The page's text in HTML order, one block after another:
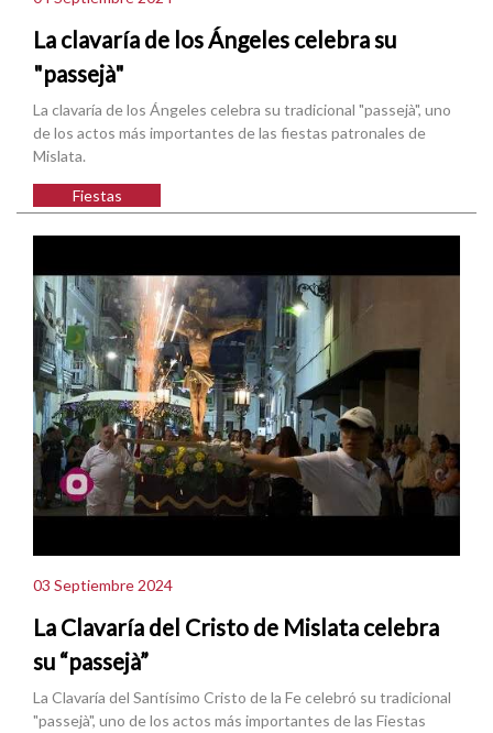
La clavaría de los Ángeles celebra su
"passejà"
La clavaría de los Ángeles celebra su tradicional "passejà", uno
de los actos más importantes de las fiestas patronales de
Mislata.
Fiestas
03 Septiembre 2024
La Clavaría del Cristo de Mislata celebra
su “passejà”
La Clavaría del Santísimo Cristo de la Fe celebró su tradicional
"passejà", uno de los actos más importantes de las Fiestas